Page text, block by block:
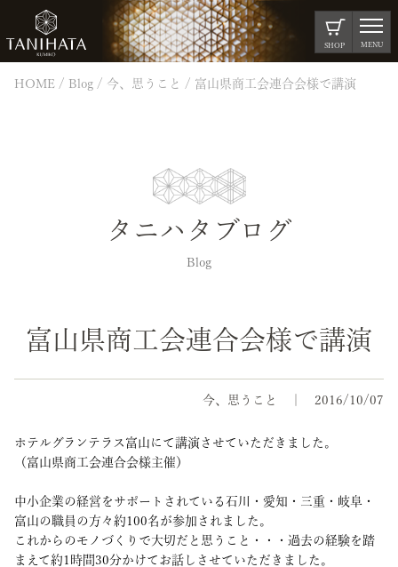
SHOP MENU
HOME Blog 今、思うこと 富山県商工会連合会様で講演
タニハタブログ
Blog
富山県商工会連合会様で講演
今、思うこと 2016/10/07
ホテルグランテラス富山にて講演させていただきました。
（富山県商工会連合会様主催）
中小企業の経営をサポートされている石川・愛知・三重・岐阜・
富山の職員の方々約100名が参加されました。
これからのモノづくりで大切だと思うこと・・・過去の経験を踏
まえて約1時間30分かけてお話しさせていただきました。